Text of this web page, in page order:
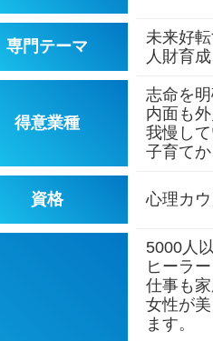
専門テーマ
未来好
人財育
得意業種
志命を
内面も
我慢し
子育て
資格 心理カ
5000人
ヒーラ
仕事も
女性が
ます。